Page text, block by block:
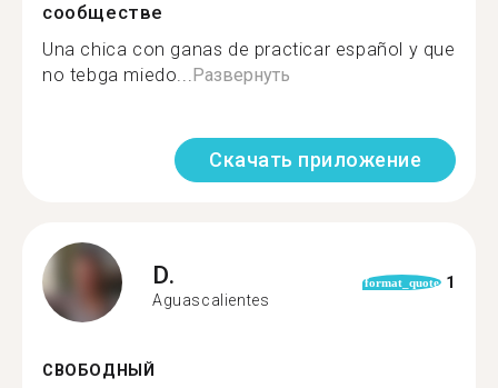
сообществе
Una chica con ganas de practicar español y que
no tebga miedo...Развернуть
Скачать приложение
D.
Aguascalientes
format_quote 1
СВОБОДНЫЙ